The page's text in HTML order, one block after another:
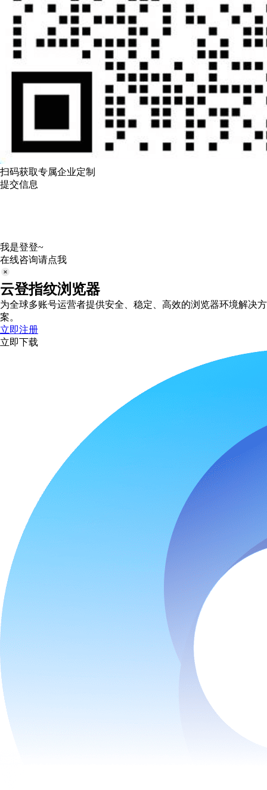
扫码获取专属企业定制
提交信息
我是登登~
在线咨询请点我
云登指纹浏览器
为全球多账号运营者提供安全、稳定、高效的浏览器环境解决方
案。
立即注册
立即下载